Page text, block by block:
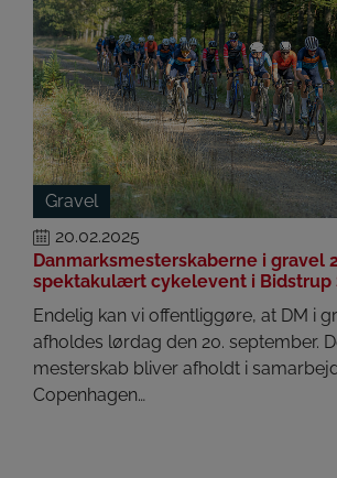
Gravel
20.02.2025
Danmarksmesterskaberne i gravel
spektakulært cykelevent i Bidstrup
Endelig kan vi offentliggøre, at DM i
afholdes lørdag den 20. september.
mesterskab bliver afholdt i
Copenhagen…